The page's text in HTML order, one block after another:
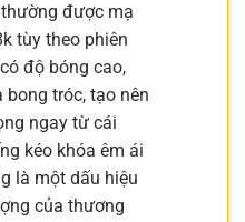
được mạ
tùy theo phiên
độ bóng cao,
tróc, tạo nên
ngay từ cái
kéo khóa êm ái
là một dấu hiệu
của thương